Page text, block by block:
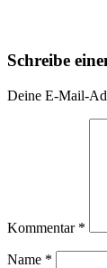
Schreibe
Deine E-Mail-
Kommentar *
Name *